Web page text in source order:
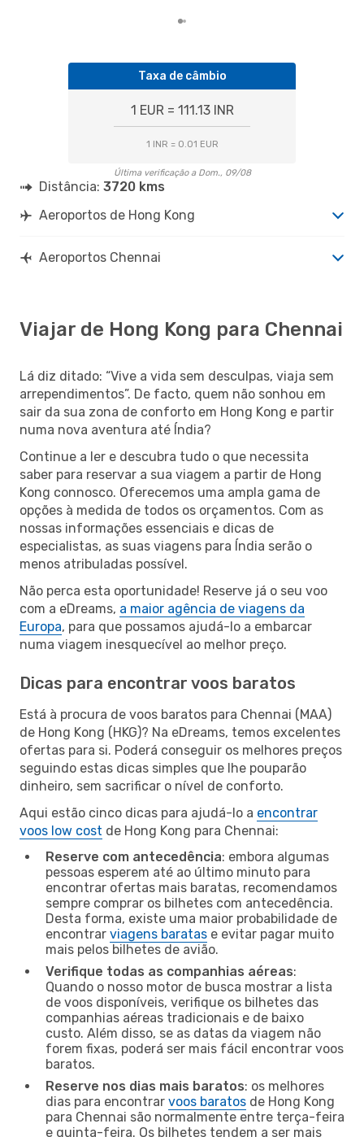
Taxa de câmbio
1 EUR = 111.13 INR
1 INR = 0.01 EUR
Última verificação a Dom., 09/08
Distância: 3720 kms
Aeroportos de Hong Kong
Aeroportos Chennai
Viajar de Hong Kong para Chennai
Lá diz ditado: “Vive a vida sem desculpas, viaja sem
arrependimentos”. De facto, quem não sonhou em
sair da sua zona de conforto em Hong Kong e partir
numa nova aventura até Índia?
Continue a ler e descubra tudo o que necessita
saber para reservar a sua viagem a partir de Hong
Kong connosco. Oferecemos uma ampla gama de
opções à medida de todos os orçamentos. Com as
nossas informações essenciais e dicas de
especialistas, as suas viagens para Índia serão o
menos atribuladas possível.
Não perca esta oportunidade! Reserve já o seu voo
com a eDreams, a maior agência de viagens da
Europa, para que possamos ajudá-lo a embarcar
numa viagem inesquecível ao melhor preço.
Dicas para encontrar voos baratos
Está à procura de voos baratos para Chennai (MAA)
de Hong Kong (HKG)? Na eDreams, temos excelentes
ofertas para si. Poderá conseguir os melhores preços
seguindo estas dicas simples que lhe pouparão
dinheiro, sem sacrificar o nível de conforto.
Aqui estão cinco dicas para ajudá-lo a encontrar
voos low cost de Hong Kong para Chennai:
Reserve com antecedência: embora algumas
pessoas esperem até ao último minuto para
encontrar ofertas mais baratas, recomendamos
sempre comprar os bilhetes com antecedência.
Desta forma, existe uma maior probabilidade de
encontrar viagens baratas e evitar pagar muito
mais pelos bilhetes de avião.
Verifique todas as companhias aéreas:
Quando o nosso motor de busca mostrar a lista
de voos disponíveis, verifique os bilhetes das
companhias aéreas tradicionais e de baixo
custo. Além disso, se as datas da viagem não
forem fixas, poderá ser mais fácil encontrar voos
baratos.
Reserve nos dias mais baratos: os melhores
dias para encontrar voos baratos de Hong Kong
para Chennai são normalmente entre terça-feira
e quinta-feira. Os bilhetes tendem a ser mais